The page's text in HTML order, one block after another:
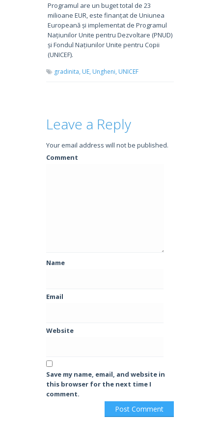
Programul are un buget total de 23
milioane EUR, este finanțat de Uniunea
Europeană și implementat de Programul
Națiunilor Unite pentru Dezvoltare (PNUD)
și Fondul Națiunilor Unite pentru Copii
(UNICEF).
gradinita, UE, Ungheni, UNICEF
Leave a Reply
Your email address will not be published.
Comment
Name
Email
Website
Save my name, email, and website in
this browser for the next time I
comment.